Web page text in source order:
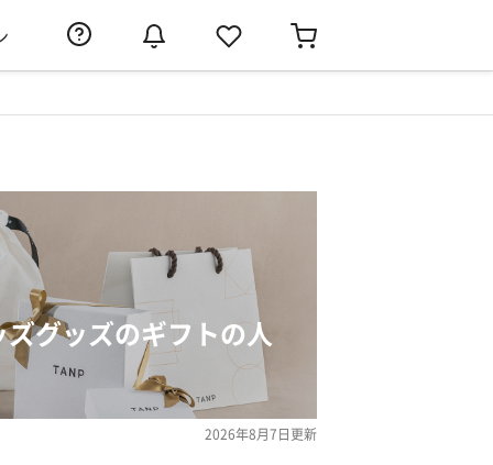
グッズのギフトの人
2026年8月7日更新